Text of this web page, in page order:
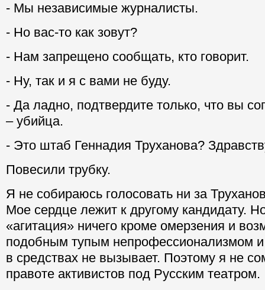
- Мы независимые журналисты.
- Но вас-то как зовут?
- Нам запрещено сообщать, кто говорит.
- Ну, так и я с вами не буду.
- Да ладно, подтвердите только, что вы
– убийца.
- Это штаб Геннадия Труханова?
Повесили трубку.
Я не собираюсь голосовать ни за
Мое сердце лежит к другому кандидату.
«агитация» ничего кроме омерзения и
подобным тупым непрофессионализмом и
в средствах не вызывает. Поэтому я не
правоте активистов под Русским театром.